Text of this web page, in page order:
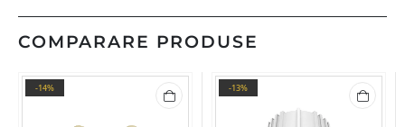
COMPARARE PRODUSE
-14% -13%